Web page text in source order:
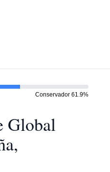
Conservador 61.9%
Global